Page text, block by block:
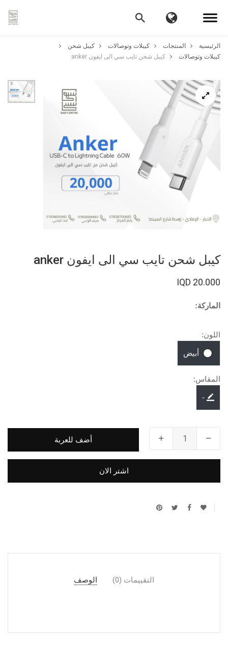
الرئيسية المنتجات كيبلات وتوصالات
كيبل شحن
كيبلات وتوصالات
كيبل شحن تايب سي الى ايفون anker
كيبل شحن تايب سي الى ايفون anker
20.000 IQD
الماركة:
اللون:
المقاس:
-
أضف للعربة
اشتر الان
الوصف التقييمات (0)